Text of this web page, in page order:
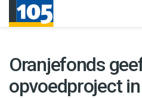
Oranjefonds
opvoedproject